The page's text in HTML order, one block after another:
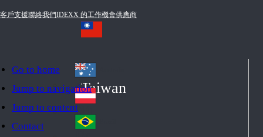
Go to home
Jump to navigation
Jump to content
Contact
客戶支援聯絡我們IDEXX 的工作機會供應商
Taiwan
Au
str
ali
a
Au
stri